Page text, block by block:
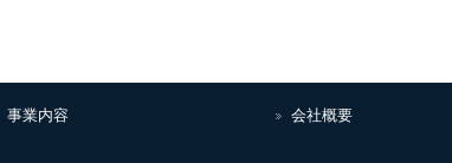
事業内容 会社概要